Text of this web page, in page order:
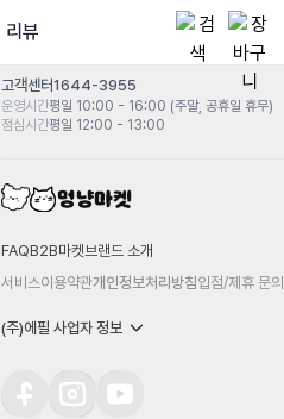
리뷰
고객센터1644-3955
운영시간평일 10:00 - 16:00 (주말, 공휴일 휴무)
점심시간평일 12:00 - 13:00
FAQB2B마켓 브랜드 소개
서비스이용약관개인정보처리방침입점/제휴 문의
(주)에필 사업자 정보